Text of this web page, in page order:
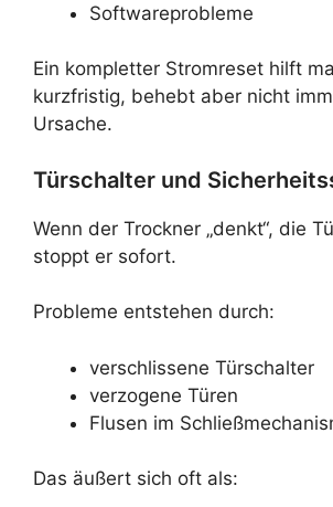
Softwareprobleme
Ein kompletter Stromreset hilft
kurzfristig, behebt aber nicht
Ursache.
Türschalter und
Wenn der Trockner „denkt“, die
stoppt er sofort.
Probleme entstehen durch:
verschlissene Türschalter
verzogene Türen
Flusen im
Das äußert sich oft als: